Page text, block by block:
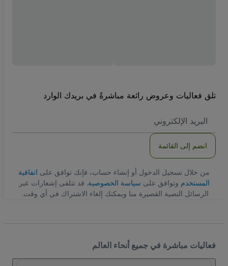
تلق فعاليات وعروض رائعة مباشرةً في بريدك الوارد
الاكتروني
انضم إلى القائمة
من خلال تسجيل الدخول أو إنشاء حساب، فإنك توافق علىاتفاقية
المستخدموتوافق علىسياسة الخصوصية. قد تتلقى إشعارات عبر
الرسائل النصية القصيرة منا ويمكنك إلغاء الاشتراك في أي وقت.
فعاليات مباشرة في جميع أنحاء العالم